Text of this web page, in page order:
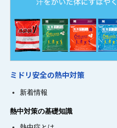
ミドリ安全の熱中対策
新着情報
熱中対策の基礎知識